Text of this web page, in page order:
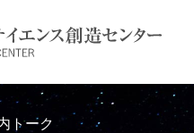
トーク